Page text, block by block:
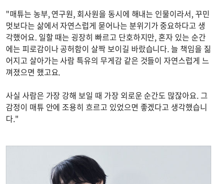
"매튜는 농부, 연구원, 회사원을 동시에 해내는 인물이라서, 꾸민
멋보다는 삶에서 자연스럽게 묻어나는 분위기가 중요하다고 생
각했어요. 일할 때는 굉장히 빠르고 단호하지만, 혼자 있는 순간
에는 피로감이나 공허함이 살짝 보이길 바랐습니다. 늘 책임을 짊
어지고 살아가는 사람 특유의 무게감 같은 것들이 자연스럽게 느
껴졌으면 했고요.
사실 사람은 가장 강해 보일 때 가장 외로운 순간도 많잖아요. 그
감정이 매튜 안에 조용히 흐르고 있었으면 좋겠다고 생각했습니
다."